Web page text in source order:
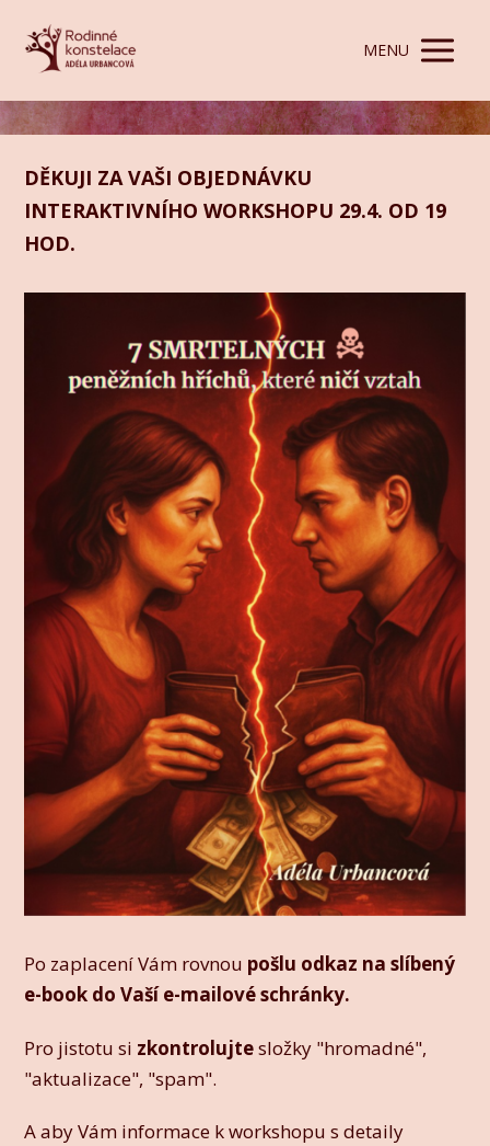
MENU
DĚKUJI ZA VAŠI OBJEDNÁVKU
INTERAKTIVNÍHO WORKSHOPU 29.4. OD 19
HOD.
Po zaplacení Vám rovnou pošlu odkaz na slíbený
e-book do Vaší e-mailové schránky.
Pro jistotu si zkontrolujtesložky "hromadné",
"aktualizace", "spam".
A aby Vám informace k workshopu s detaily